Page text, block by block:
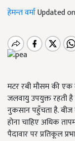
हेमन्त वर्माUpdated
मटर रबी मौसम की
जलवायु उपयुक्त
नुकसान पहुँचता है. बीज
होना चाहिए अधिक
पैदावार पर प्रतिकूल